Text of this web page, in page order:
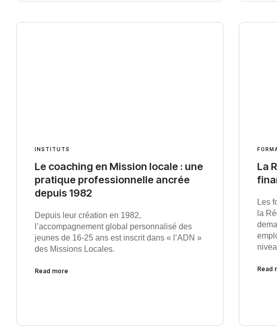
INSTITUTS
Le coaching en Mission locale : une
pratique professionnelle ancrée
depuis 1982
Depuis leur création en 1982,
l’accompagnement global personnalisé des
jeunes de 16-25 ans est inscrit dans « l’ADN »
des Missions Locales.
Read more
La
Les
la
Read